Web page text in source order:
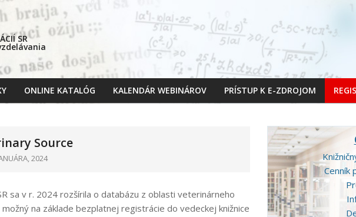
SR
Primary
ONLINE KATALÓG KALENDÁR WEBINÁROV PRÍSTUP K E-ZDROJOM
Source
2024
sa v r. 2024 rozšírila o databázu z oblasti veterinárneho
na základe bezplatnej registrácie do vedeckej knižnice
Cenník